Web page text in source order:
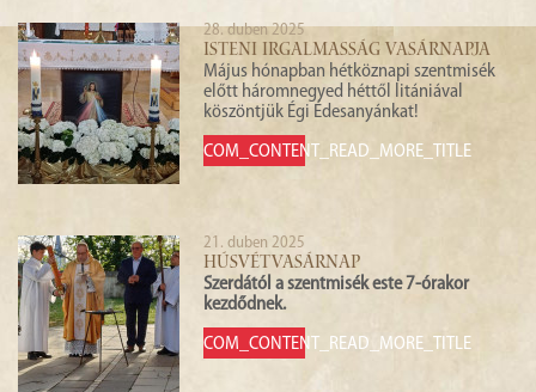
28. duben 2025
ISTENI IRGALMASSÁG VASÁRNAPJA
Május hónapban hétköznapi szentmisék
előtt háromnegyed héttől litániával
köszöntjük Égi Édesanyánkat!
COM_CONTENT_READ_MORE_TITLE
21. duben 2025
HÚSVÉTVASÁRNAP
Szerdától a szentmisék este 7-órakor
kezdődnek.
COM_CONTENT_READ_MORE_TITLE